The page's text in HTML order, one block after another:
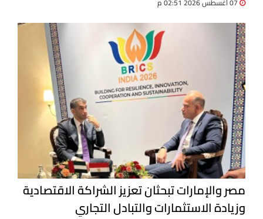
مصر والإمارات تبحثان تعزيز الشراكة الاقتصادية
وزيادة الاستثمارات والتبادل التجاري